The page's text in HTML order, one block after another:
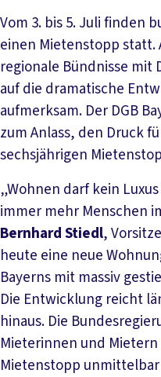
Vom 3. bis 5. Juli finden
einen Mietenstopp statt.
regionale Bündnisse mit
auf die dramatische
aufmerksam. Der DGB
zum Anlass, den Druck
sechsjährigen
„Wohnen darf kein
immer mehr Menschen
Bernhard Stiedl,
heute eine neue
Bayerns mit massiv
Die Entwicklung reicht
hinaus. Die
Mieterinnen und
Mietenstopp unmittelbar